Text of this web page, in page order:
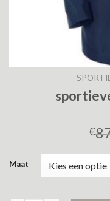
€
Maat